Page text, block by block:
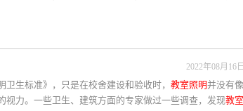
2022年08月16
生标准》，只是在校舍建设和验收时， 教室照明并没有
力。一些卫生、建筑方面的专家做过一些调查，发现教